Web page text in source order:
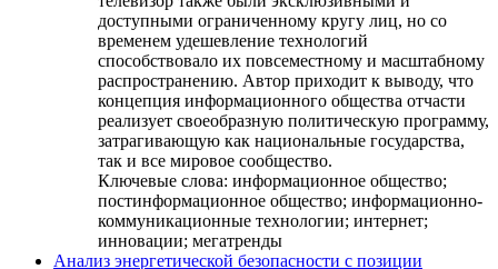
доступными ограниченному кругу лиц, но со
временем удешевление технологий
способствовало их повсеместному и масштабному
распространению. Автор приходит к выводу, что
концепция информационного общества отчасти
реализует своеобразную политическую программу,
затрагивающую как национальные государства,
так и все мировое сообщество.
Ключевые слова: информационное общество;
постинформационное общество; информационно-
коммуникационные технологии; интернет;
инновации; мегатренды
Анализ энергетической безопасности с позиции